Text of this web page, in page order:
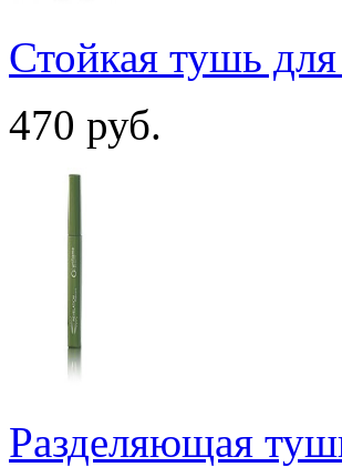
Стойкая тушь
470 руб.
Разделяющая